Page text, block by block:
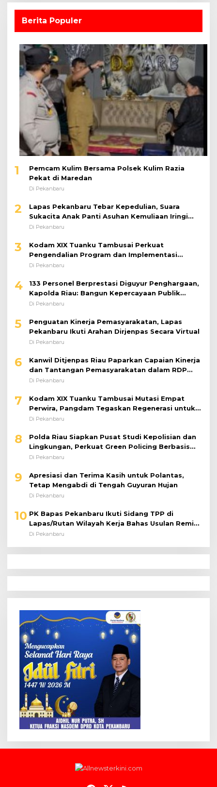
Berita Populer
1
Pemcam Kulim Bersama Polsek Kulim Razia
Pekat di Maredan
Di Pekanbaru
2
Lapas Pekanbaru Tebar Kepedulian, Suara
Sukacita Anak Panti Asuhan Kemuliaan Iringi
Bantuan Sosial
Di Pekanbaru
3
Kodam XIX Tuanku Tambusai Perkuat
Pengendalian Program dan Implementasi
Doktrin TNI AD
Di Pekanbaru
4
133 Personel Berprestasi Diguyur Penghargaan,
Kapolda Riau: Bangun Kepercayaan Publik
dengan Karya Nyata
Di Pekanbaru
5
Penguatan Kinerja Pemasyarakatan, Lapas
Pekanbaru Ikuti Arahan Dirjenpas Secara Virtual
Di Pekanbaru
6
Kanwil Ditjenpas Riau Paparkan Capaian Kinerja
dan Tantangan Pemasyarakatan dalam RDP
Bersama Komisi XIII DPR RI
Di Pekanbaru
7
Kodam XIX Tuanku Tambusai Mutasi Empat
Perwira, Pangdam Tegaskan Regenerasi untuk
Perkuat Kinerja Satuan
Di Pekanbaru
8
Polda Riau Siapkan Pusat Studi Kepolisian dan
Lingkungan, Perkuat Green Policing Berbasis
Riset
Di Pekanbaru
9
Apresiasi dan Terima Kasih untuk Polantas,
Tetap Mengabdi di Tengah Guyuran Hujan
Di Pekanbaru
10 PK Bapas Pekanbaru Ikuti Sidang TPP di
Lapas/Rutan Wilayah Kerja Bahas Usulan Remisi
Umum Jelang Hari Kemerdekaan
Di Pekanbaru